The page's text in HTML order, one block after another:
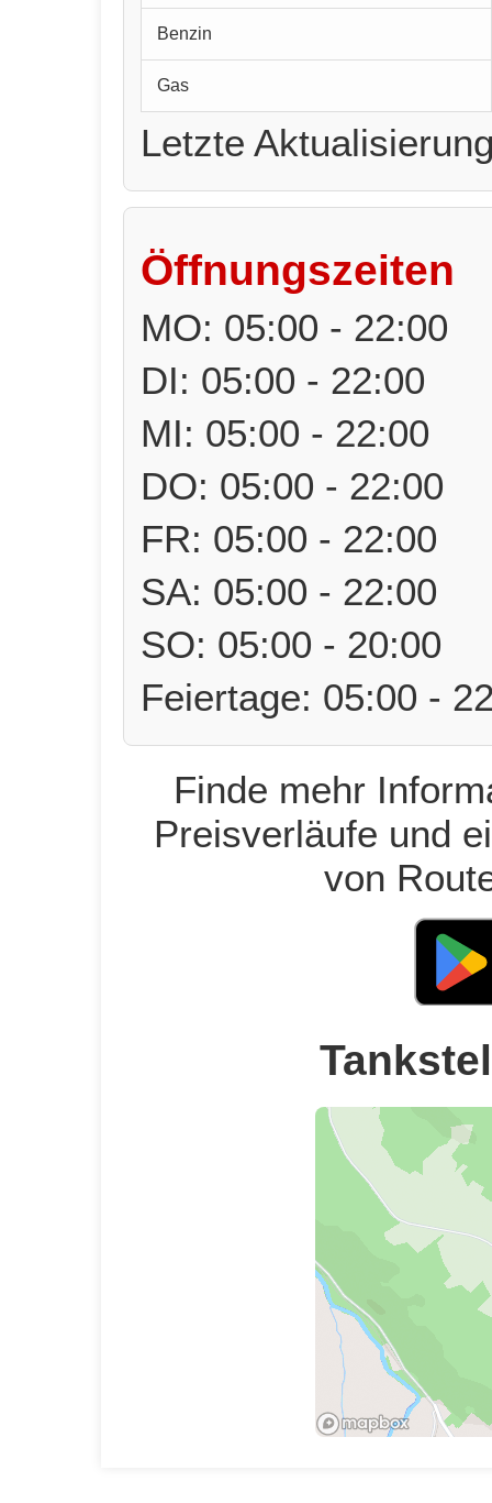
Benzin
Gas
Letzte
Öffnungszeiten
MO: 05:00 - 22:00
DI: 05:00 - 22:00
MI: 05:00 - 22:00
DO: 05:00 - 22:00
FR: 05:00 - 22:00
SA: 05:00 - 22:00
SO: 05:00 - 20:00
Feiertage: 05:00 -
Finde mehr
Preisverläufe und
von